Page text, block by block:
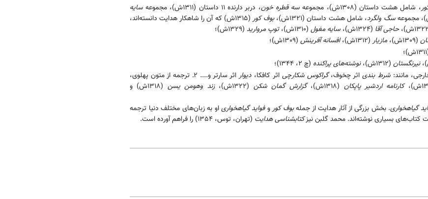
، شامل هشت داستان (1308ش)، مجموعه سه قطره خون، دربر دارنده 11 داستان (1311ش)، ‌مجموعه
سایه
سگ ولگرد، شامل هشت داستان (1321ش)، بوف کور(1315ش) که آن را شاهکار هدایت دانسته‌اند،
حاجی آقا (1324ش)، ‌سایه مغول (1310ش)، توپ مروارید (1329ش)؛
(1309ش)، مازیار(1312ش)، افسانه آفرینش (1309ش)؛
نیرنگستان (1312ش)، نوشته‌های پراکنده (چ 2، 1344)؛
شرط بندیاثر چخوف،گراکوس شکارچی اثر کافکا، دیوار
اثر سارتر و.... 2ـ ترجمه از متون پهلوی،
کارنامه اردشیر پاپکان (1318ش)، گزارش گمان شکن (1322ش)، زند وهومن یسن (1318ش) و
گیاهخواری. بخش بزرگی از آثار هدایت از جملهبوف کوروفواید گیاهخواریاو به زبان‌های مختلف دنیا ترجمه
کتاب‌های بسیاری نوشته‌اند. محمد گلبن نیزکتابشناسی هدایت (تهران، توس، 1354) را فراهم آورده است.